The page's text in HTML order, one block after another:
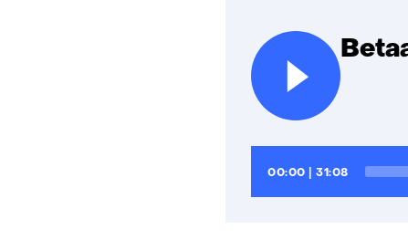
Huidige
00:00 |Totale
31:08